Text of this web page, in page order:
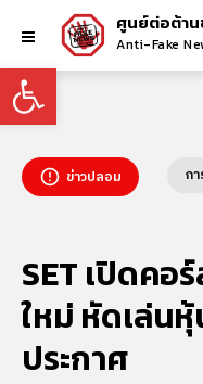
Open toolbar
ศูนย์ต่อต้าน
Anti-Fake
ข่าวปลอม ก
SET เปิดคอ
ใหม่ หัดเล่น
ประกาศ